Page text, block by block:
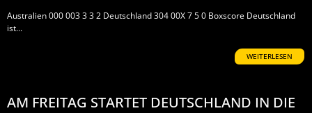
Australien 000 003 3 3 2 Deutschland 304 00X 7 5 0 Boxscore Deutschland
ist...
WEITERLESEN
AM FREITAG STARTET DEUTSCHLAND IN DIE